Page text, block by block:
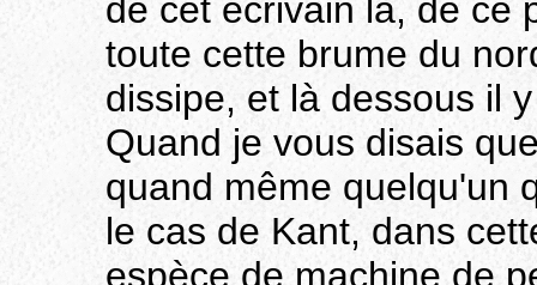
de cet écrivain là, de ce
toute cette brume du
dissipe, et là dessous il
Quand je vous disais
quand même quelqu'un
le cas de Kant, dans
espèce de machine de